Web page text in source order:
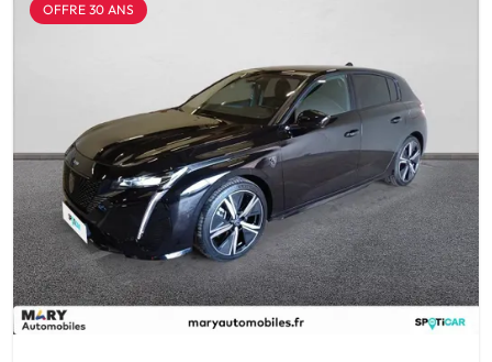
OFFRE 30 ANS